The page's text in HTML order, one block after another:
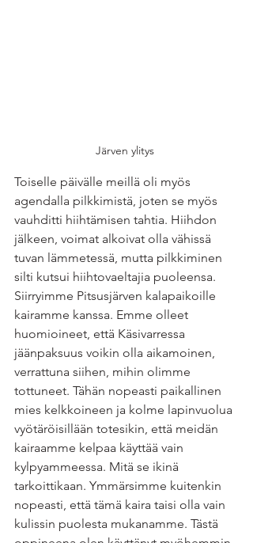
Järven ylitys
Toiselle päivälle meillä oli myös
agendalla pilkkimistä, joten se myös
vauhditti hiihtämisen tahtia. Hiihdon
jälkeen, voimat alkoivat olla vähissä
tuvan lämmetessä, mutta pilkkiminen
silti kutsui hiihtovaeltajia puoleensa.
Siirryimme Pitsusjärven kalapaikoille
kairamme kanssa. Emme olleet
huomioineet, että Käsivarressa
jäänpaksuus voikin olla aikamoinen,
verrattuna siihen, mihin olimme
tottuneet. Tähän nopeasti paikallinen
mies kelkkoineen ja kolme lapinvuolua
vyötäröisillään totesikin, että meidän
kairaamme kelpaa käyttää vain
kylpyammeessa. Mitä se ikinä
tarkoittikaan. Ymmärsimme kuitenkin
nopeasti, että tämä kaira taisi olla vain
kulissin puolesta mukanamme. Tästä